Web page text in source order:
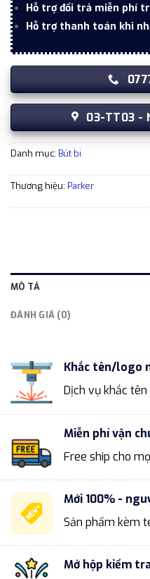
Hỗ trợ đổi trả miễn phí
Hỗ trợ thanh toán khi
03-TT03 -
Danh mục: Bút bi
Thương hiệu: Parker
MÔ TẢ
ĐÁNH GIÁ (0)
Khắc tên/logo
Dịch vụ khắc
Miễn phí vận
Free ship cho
Mới 100% -
Sản phẩm kèm
Mở hộp kiểm